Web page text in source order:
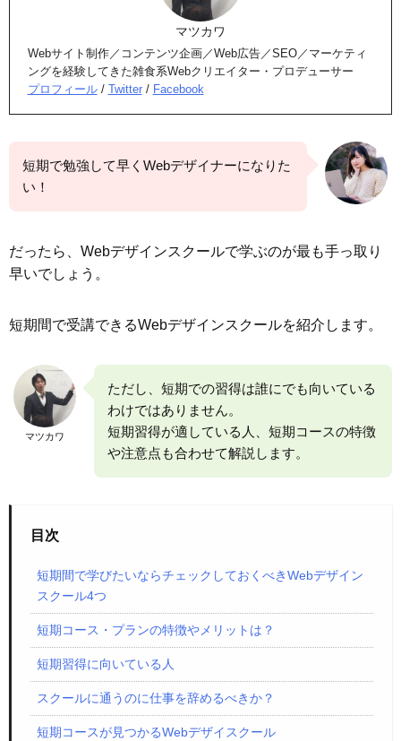
マツカワ
Webサイト制作／コンテンツ企画／Web広告／SEO／マーケティ
ングを経験してきた雑食系Webクリエイター・プロデューサー
プロフィール/ Twitter/ Facebook
短期で勉強して早くWebデザイナーになりた
い！
だったら、Webデザインスクールで学ぶのが最も手っ取り
早いでしょう。
短期間で受講できるWebデザインスクールを紹介します。
マツカワ
ただし、短期での習得は誰にでも向いている
わけではありません。
短期習得が適している人、短期コースの特徴
や注意点も合わせて解説します。
目次
短期間で学びたいならチェックしておくべきWebデザイン
スクール4つ
短期コース・プランの特徴やメリットは？
短期習得に向いている人
スクールに通うのに仕事を辞めるべきか？
短期コースが見つかるWebデザイスクール